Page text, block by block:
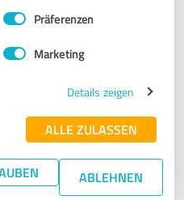
Präferenzen
Marketing
Details zeigen
ALLE ZULASSEN
ABLEHNEN
haben. Mit viel Herz
und Kai in realistisch,
Demenz Patienten
Ich kann jedem, der
erkrankten Menschen
diese beiden tollen
nicht nur Dozenten,
Aufgabe! Vielen, vielen
für Verstehen
mit an Demenz erkrankten